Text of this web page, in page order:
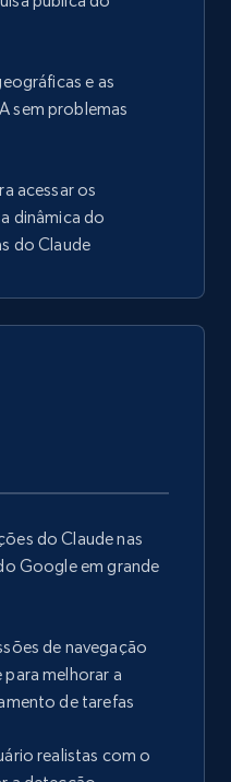
e as
sem problemas
acessar os
dinâmica do
do Claude
do Claude nas
Google em grande
de navegação
melhorar a
de tarefas
realistas com o